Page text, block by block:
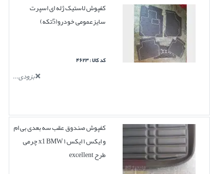
کفپوش لاستیک ژله ای اسپرت
سایزعمومی خودرو(5تکه)
کد کالا : ۴۶۲۳
بزودی...
کفپوش صندوق عقب سه بعدی بی ام
و ایکس ۱ ایکس ۱ x1 BMW چرمی
طرح excellent